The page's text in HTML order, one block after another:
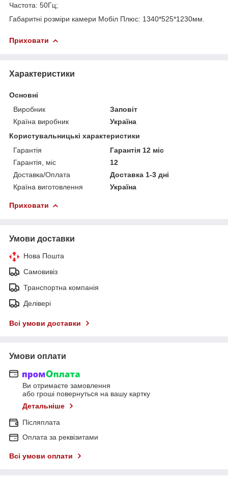
Частота: 50Гц;
Габаритні розміри камери Мобіл Плюс: 1340*525*1230мм.
Приховати
Характеристики
Основні
Виробник
Заповіт
Країна виробник
Україна
Користувальницькі характеристики
Гарантія
Гарантія 12 міс
Гарантія, міс
12
Доставка/Оплата
Доставка 1-3 дні
Країна виготовлення
Україна
Приховати
Умови доставки
Нова Пошта
Самовивіз
Транспортна компанія
Делівері
Всі умови доставки
Умови оплати
Ви отримаєте замовлення
або гроші повернуться на вашу картку
Детальніше
Післяплата
Оплата за реквізитами
Всі умови оплати